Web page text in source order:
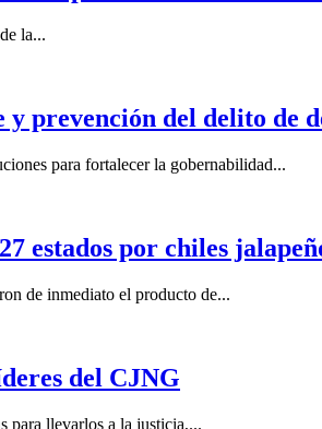
la...
prevención del delito de
para fortalecer la gobernabilidad...
estados por chiles
de inmediato el producto de...
del CJNG
para llevarlos a la justicia,...